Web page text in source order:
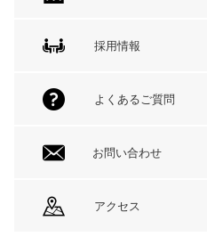
採用情報
よくあるご質問
お問い合わせ
アクセス